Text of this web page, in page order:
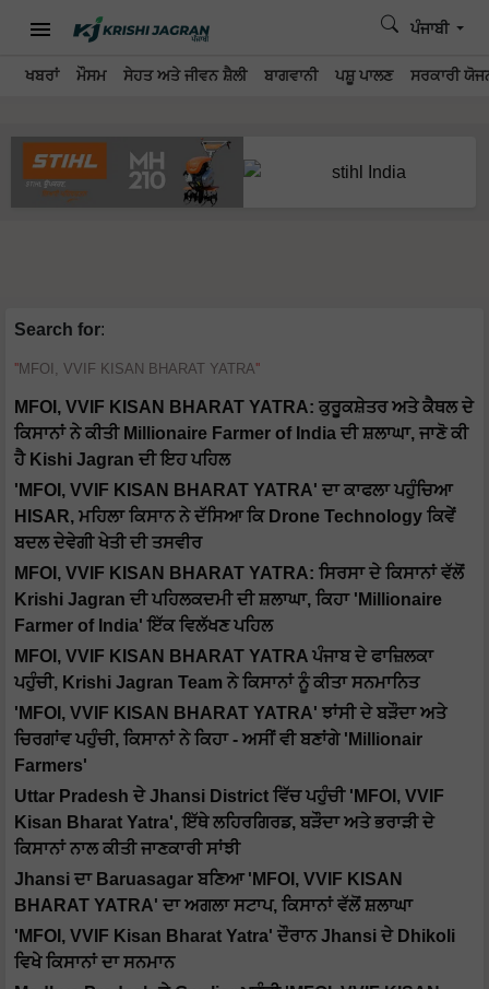
ਖਬਰਾਂ ਮੌਸਮ ਸੇਹਤ ਅਤੇ ਜੀਵਨ ਸ਼ੈਲੀ ਬਾਗਵਾਨੀ ਪਸ਼ੂ ਪਾਲਣ ਸਰਕਾਰੀ
ਪੰਜਾਬੀ
Search for:
MFOI, VVIF KISAN BHARAT YATRA
MFOI, VVIF KISAN BHARAT YATRA: ਕੁਰੂਕਸ਼ੇਤਰ ਅਤੇ ਕੈਥਲ ਦੇ
ਕਿਸਾਨਾਂ ਨੇ ਕੀਤੀ Millionaire Farmer of India ਦੀ ਸ਼ਲਾਘਾ, ਜਾਣੋ ਕੀ
ਹੈ Kishi Jagran ਦੀ ਇਹ ਪਹਿਲ
'MFOI, VVIF KISAN BHARAT YATRA' ਦਾ ਕਾਫਲਾ ਪਹੁੰਚਿਆ
HISAR, ਮਹਿਲਾ ਕਿਸਾਨ ਨੇ ਦੱਸਿਆ ਕਿ Drone Technology ਕਿਵੇਂ
ਬਦਲ ਦੇਵੇਗੀ ਖੇਤੀ ਦੀ ਤਸਵੀਰ
MFOI, VVIF KISAN BHARAT YATRA: ਸਿਰਸਾ ਦੇ ਕਿਸਾਨਾਂ ਵੱਲੋਂ
Krishi Jagran ਦੀ ਪਹਿਲਕਦਮੀ ਦੀ ਸ਼ਲਾਘਾ, ਕਿਹਾ 'Millionaire
Farmer of India' ਇੱਕ ਵਿਲੱਖਣ ਪਹਿਲ
MFOI, VVIF KISAN BHARAT YATRA ਪੰਜਾਬ ਦੇ ਫਾਜ਼ਿਲਕਾ
ਪਹੁੰਚੀ, Krishi Jagran Team ਨੇ ਕਿਸਾਨਾਂ ਨੂੰ ਕੀਤਾ ਸਨਮਾਨਿਤ
'MFOI, VVIF KISAN BHARAT YATRA' ਝਾਂਸੀ ਦੇ ਬੜੌਦਾ ਅਤੇ
ਚਿਰਗਾਂਵ ਪਹੁੰਚੀ, ਕਿਸਾਨਾਂ ਨੇ ਕਿਹਾ - ਅਸੀਂ ਵੀ ਬਣਾਂਗੇ 'Millionair
Farmers'
Uttar Pradesh ਦੇ Jhansi District ਵਿੱਚ ਪਹੁੰਚੀ 'MFOI, VVIF
Kisan Bharat Yatra', ਇੱਥੇ ਲਹਿਰਗਿਰਡ, ਬੜੌਦਾ ਅਤੇ ਭਰਾੜੀ ਦੇ
ਕਿਸਾਨਾਂ ਨਾਲ ਕੀਤੀ ਜਾਣਕਾਰੀ ਸਾਂਝੀ
Jhansi ਦਾ Baruasagar ਬਣਿਆ 'MFOI, VVIF KISAN
BHARAT YATRA' ਦਾ ਅਗਲਾ ਸਟਾਪ, ਕਿਸਾਨਾਂ ਵੱਲੋਂ ਸ਼ਲਾਘਾ
'MFOI, VVIF Kisan Bharat Yatra' ਦੌਰਾਨ Jhansi ਦੇ Dhikoli
ਵਿਖੇ ਕਿਸਾਨਾਂ ਦਾ ਸਨਮਾਨ